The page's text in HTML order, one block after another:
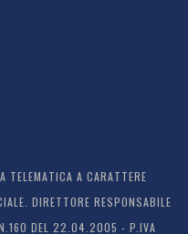
TELEMATICA A CARATTERE
DIRETTORE RESPONSABILE
N.160 DEL 22.04.2005 - P.IVA